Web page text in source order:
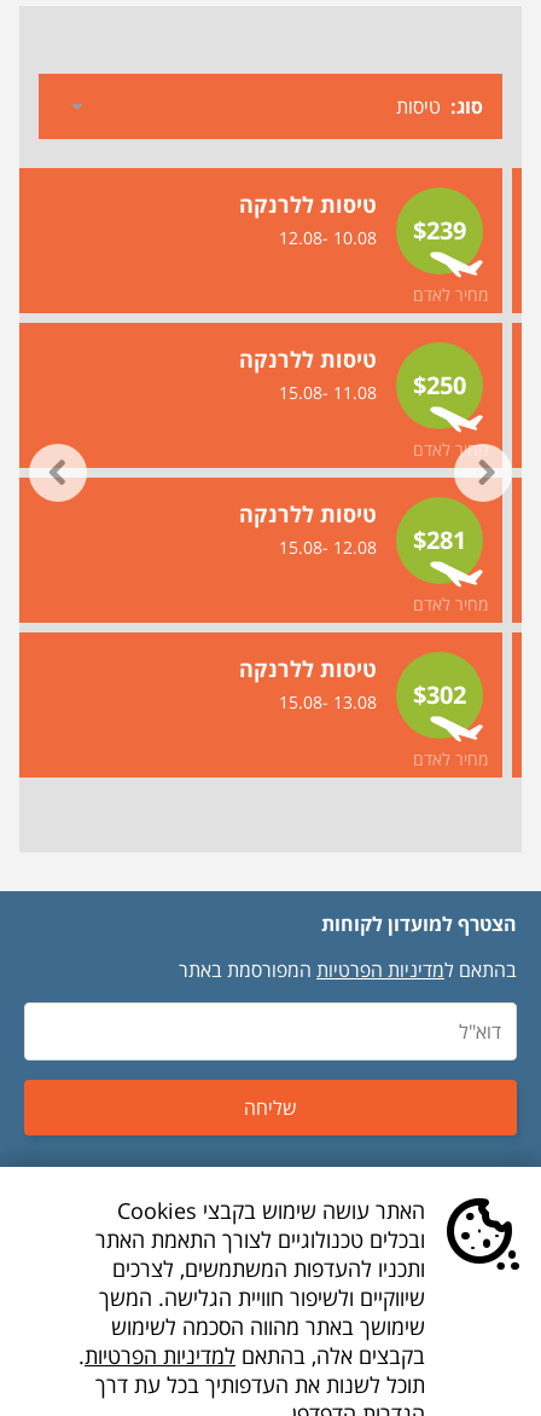
סוג
$239
מחיר לאדם
טיסות ללרנקה
10.08 -12.08
$250
מחיר לאדם
טיסות ללרנקה
11.08 -15.08
$281
מחיר לאדם
טיסות ללרנקה
12.08 -15.08
$302
מחיר לאדם
טיסות ללרנקה
13.08 -15.08
הצטרף למועדון לקוחות
בהתאם למדיניות הפרטיות המפורסמת באתר
שליחה
טיסות זולות
טיסות לואו קוסט
דילים לואו קוסט
חברות תעופה
האתר עושה שימוש בקבצי Cookies
ובכלים טכנולוגיים לצורך התאמת האתר
ותכניו להעדפות המשתמשים, לצרכים
שיווקיים ולשיפור חוויית הגלישה. המשך
שימושך באתר מהווה הסכמה לשימוש
בקבצים אלה, בהתאם למדיניות הפרטיות.
תוכל לשנות את העדפותיך בכל עת דרך